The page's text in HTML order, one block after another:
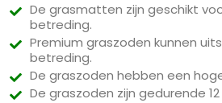
De grasmatten zijn geschikt
betreding.
Premium graszoden kunnen
betreding.
De graszoden hebben een
De graszoden zijn gedurende